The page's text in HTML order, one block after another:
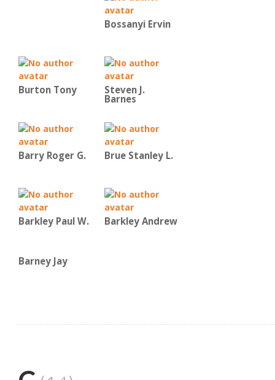
Bossanyi Ervin
Burton Tony Steven J.
Barnes
Barry Roger G. Brue Stanley L.
Barkley Paul W. Barkley Andrew
Barney Jay